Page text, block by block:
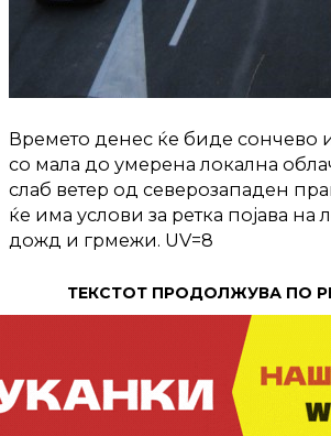
Времето денес ќе биде сончево
со мала до умерена локална
слаб ветер од северозападен
ќе има услови за ретка појава на
дожд и грмежи. UV=8
ТЕКСТОТ ПРОДОЛЖУВА ПО